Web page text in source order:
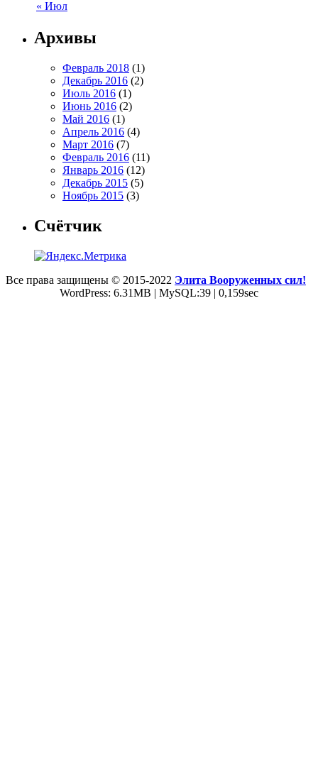
« Июл
Архивы
Февраль 2018 (1)
Декабрь 2016 (2)
Июль 2016 (1)
Июнь 2016 (2)
Май 2016 (1)
Апрель 2016 (4)
Март 2016 (7)
Февраль 2016 (11)
Январь 2016 (12)
Декабрь 2015 (5)
Ноябрь 2015 (3)
Счётчик
Все права защищены © 2015-2022 Элита Вооруженных сил!
WordPress: 6.31MB | MySQL:39 | 0,159sec